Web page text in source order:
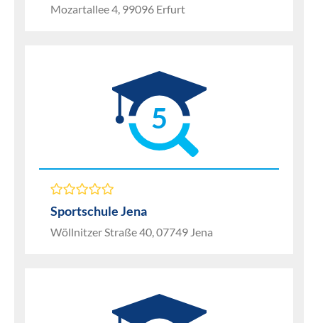
Mozartallee 4, 99096 Erfurt
5
Sportschule Jena
Wöllnitzer Straße 40, 07749 Jena